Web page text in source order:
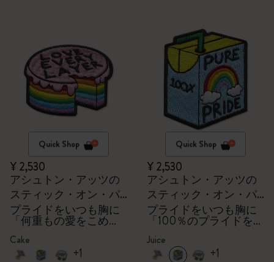
Quick Shop
¥ 2,530
アシュトン・アッツの
スティック・オン・パ
ッチ
プライドをいつも胸に
「何重もの愛をこめ
て」
Cake
+1
Quick Shop
¥ 2,530
アシュトン・アッツの
スティック・オン・パ
ッチ
プライドをいつも胸に
「100％のプライドをか
けて」
Juice
+1